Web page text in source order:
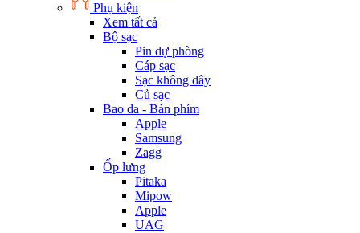
Phụ kiện
Xem tất cả
Bộ sạc
Pin dự phòng
Cáp sạc
Sạc không dây
Củ sạc
Bao da - Bàn phím
Apple
Samsung
Zagg
Ốp lưng
Pitaka
Mipow
Apple
UAG